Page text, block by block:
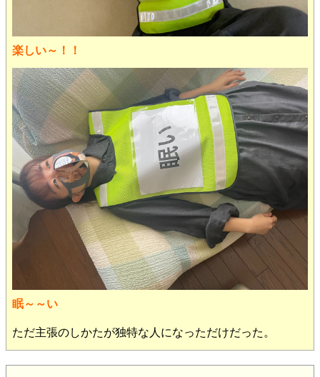
楽しい～！！
眠～～い
ただ主張のしかたが独特な人になっただけだった。